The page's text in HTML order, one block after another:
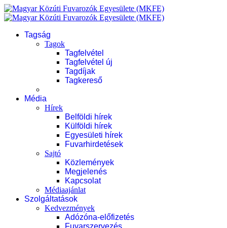
Tagság
Tagok
Tagfelvétel
Tagfelvétel új
Tagdíjak
Tagkereső
Média
Hírek
Belföldi hírek
Külföldi hírek
Egyesületi hírek
Fuvarhirdetések
Sajtó
Közlemények
Megjelenés
Kapcsolat
Médiaajánlat
Szolgáltatások
Kedvezmények
Adózóna-előfizetés
Fuvarszervezés